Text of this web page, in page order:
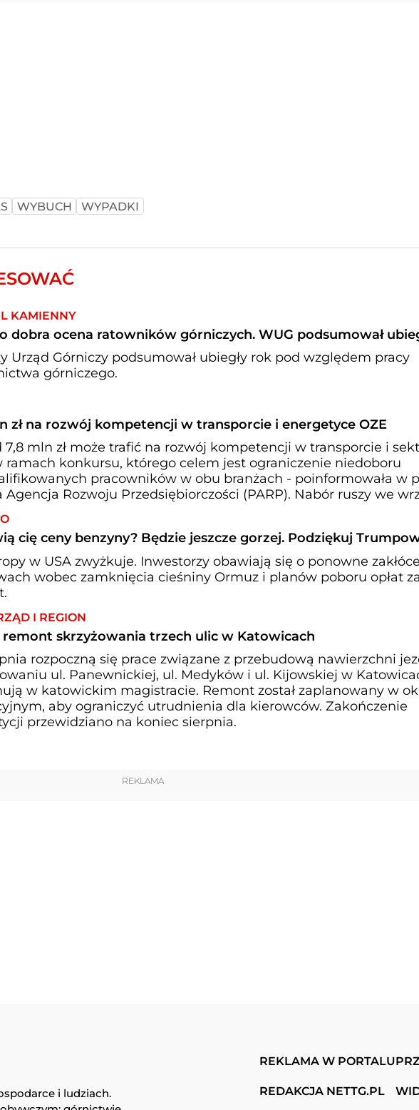
WYBUCH WYPADKI
KAMIENNY
dobra ocena ratowników górniczych. WUG podsumował
Urząd Górniczy podsumował ubiegły rok pod względem pracy
górniczego.
zł na rozwój kompetencji w transporcie i energetyce OZE
7,8 mln zł może trafić na rozwój kompetencji w transporcie i
ramach konkursu, którego celem jest ograniczenie niedoboru
pracowników w obu branżach - poinformowała w
Agencja Rozwoju Przedsiębiorczości (PARP). Nabór ruszy we
cię ceny benzyny? Będzie jeszcze gorzej. Podziękuj
w USA zwyżkuje. Inwestorzy obawiają się o ponowne
wobec zamknięcia cieśniny Ormuz i planów poboru opłat za
I REGION
remont skrzyżowania trzech ulic w Katowicach
rozpoczną się prace związane z przebudową nawierzchni
ul. Panewnickiej, ul. Medyków i ul. Kijowskiej w
w katowickim magistracie. Remont został zaplanowany w
aby ograniczyć utrudnienia dla kierowców. Zakończenie
przewidziano na koniec sierpnia.
REKLAMA
i ludziach.
REKLAMA W PORTALU
REDAKCJA NETTG.PL